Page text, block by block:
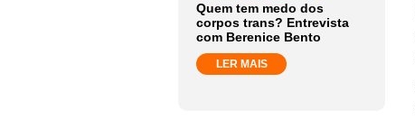
Quem tem medo dos
corpos trans? Entrevista
com Berenice Bento
LER MAIS